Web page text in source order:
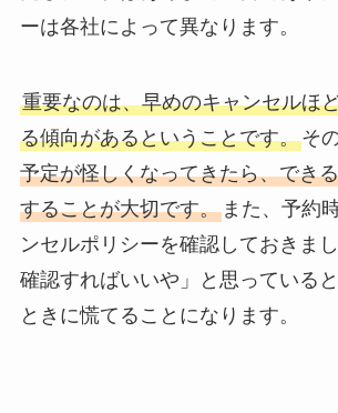
ーは各社によって異なります。
重要なのは、早めのキャンセルほ
る傾向があるということです。そ
予定が怪しくなってきたら、でき
することが大切です。また、予約
ンセルポリシーを確認しておきま
確認すればいいや」と思っている
ときに慌てることになります。